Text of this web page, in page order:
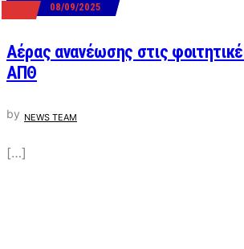
08/09/2025
Αέρας ανανέωσης στις
ΑΠΘ
by NEWS TEAM
[…]